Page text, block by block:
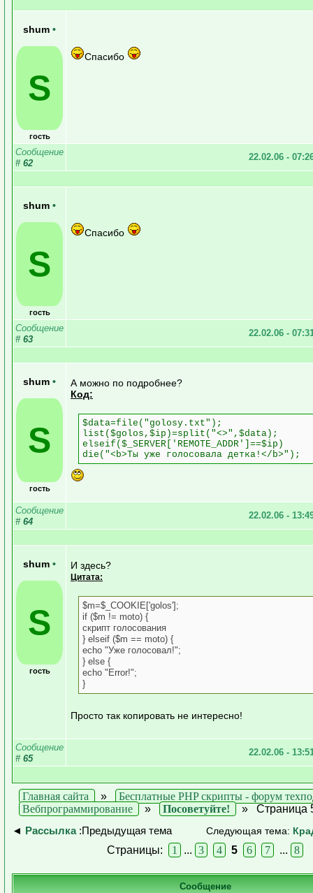
shum •
S
гость
Спасибо
Сообщение
# 62
22.02.06 -
shum •
S
гость
Спасибо
Сообщение
# 63
22.02.06 -
shum •
S
гость
А можно по подробнее?
Код:
$data=file("golosy.txt");
list($golos,$ip)=split("<>",$data);
elseif($_SERVER['REMOTE_ADDR']==$ip)
die("<b>Ты уже голосовала детка!</b>");
Сообщение
# 64
22.02.06 -
shum •
S
гость
И здесь?
Цитата:
$m=$_COOKIE['golos'];
if ($m != moto) {
скрипт голосования
} elseif ($m == moto) {
echo "Уже голосовал!";
} else {
echo "Error!";
}
Просто так копировать не интересно!
Сообщение
# 65
22.02.06 -
Главная сайта »
Бесплатные PHP скрипты - форум
Вебпрограммирование
» Посоветуйте! » Страница
◄ Рассылка:Предыдущая тема Следующая тема:
Страницы: 1 ... 3 4 5 6 7 ... 8
Сообщение